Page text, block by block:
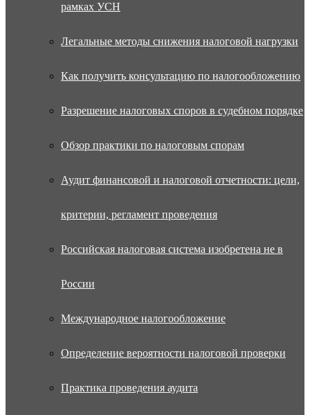
рамках УСН
Легальные методы снижения налоговой нагрузки
Как получить консультацию по налогообложению
Разрешение налоговых споров в судебном порядке
Обзор практики по налоговым спорам
Аудит финансовой и налоговой отчетности: цели,
критерии, регламент проведения
Российская налоговая система изобретена не в
России
Международное налогообложение
Определение вероятности налоговой проверки
Практика проведения аудита